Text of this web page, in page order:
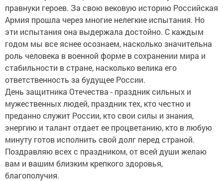
правнуки героев. За свою вековую историю Российская
Армия прошла через многие нелегкие испытания. Но
эти испытания она выдержала достойно. С каждым
годом мы все яснее осознаем, насколько значительна
роль человека в военной форме в сохранении мира и
стабильности в стране, насколько велика его
ответственность за будущее России.
День защитника Отечества - праздник сильных и
мужественных людей, праздник тех, кто честно и
преданно служит России, кто свои силы и знания,
энергию и талант отдает ее процветанию, кто в любую
минуту готов исполнить свой долг перед страной.
Поздравляю всех с праздником, от всей души желаю
вам и вашим близким крепкого здоровья,
благополучия.